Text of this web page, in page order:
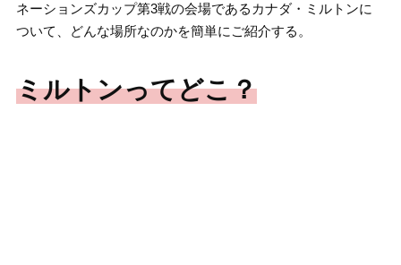
ネーションズカップ第3戦の会場であるカナダ・ミルトンに
ついて、どんな場所なのかを簡単にご紹介する。
ミルトンってどこ？